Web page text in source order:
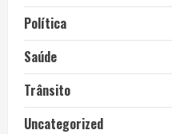
Política
Saúde
Trânsito
Uncategorized